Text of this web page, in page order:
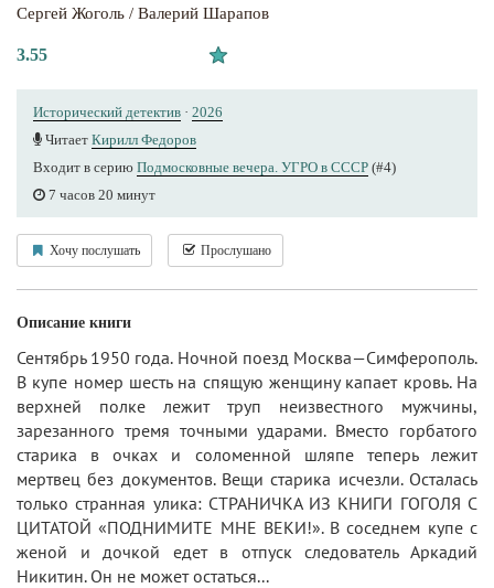
Сергей Жоголь / Валерий Шарапов
3.55
Исторический детектив · 2026
Читает Кирилл Федоров
Входит в серию Подмосковные вечера. УГРО в СССР (#4)
7 часов 20 минут
Хочу послушать Прослушано
Описание книги
Сентябрь 1950 года. Ночной поезд Москва—Симферополь.
В купе номер шесть на спящую женщину капает кровь. На
верхней полке лежит труп неизвестного мужчины,
зарезанного тремя точными ударами. Вместо горбатого
старика в очках и соломенной шляпе теперь лежит
мертвец без документов. Вещи старика исчезли. Осталась
только странная улика: СТРАНИЧКА ИЗ КНИГИ ГОГОЛЯ С
ЦИТАТОЙ «ПОДНИМИТЕ МНЕ ВЕКИ!». В соседнем купе с
женой и дочкой едет в отпуск следователь Аркадий
Никитин. Он не может остаться...